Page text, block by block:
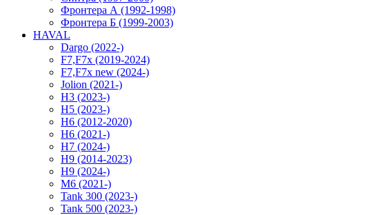
Фронтера А (1992-1998)
Фронтера Б (1999-2003)
HAVAL
Dargo (2022-)
F7,F7x (2019-2024)
F7,F7x new (2024-)
Jolion (2021-)
H3 (2023-)
H5 (2023-)
H6 (2012-2020)
H6 (2021-)
H7 (2024-)
H9 (2014-2023)
H9 (2024-)
M6 (2021-)
Tank 300 (2023-)
Tank 500 (2023-)